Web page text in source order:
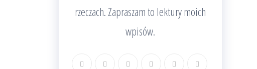
rzeczach. Zapraszam to lektury moich
wpisów.